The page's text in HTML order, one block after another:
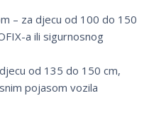
– za djecu od 100 do 150
a ili sigurnosnog
od 135 do 150 cm,
pojasom vozila